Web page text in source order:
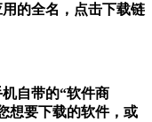
的全名，点击下载链
自带的“软件商
想要下载的软件，或